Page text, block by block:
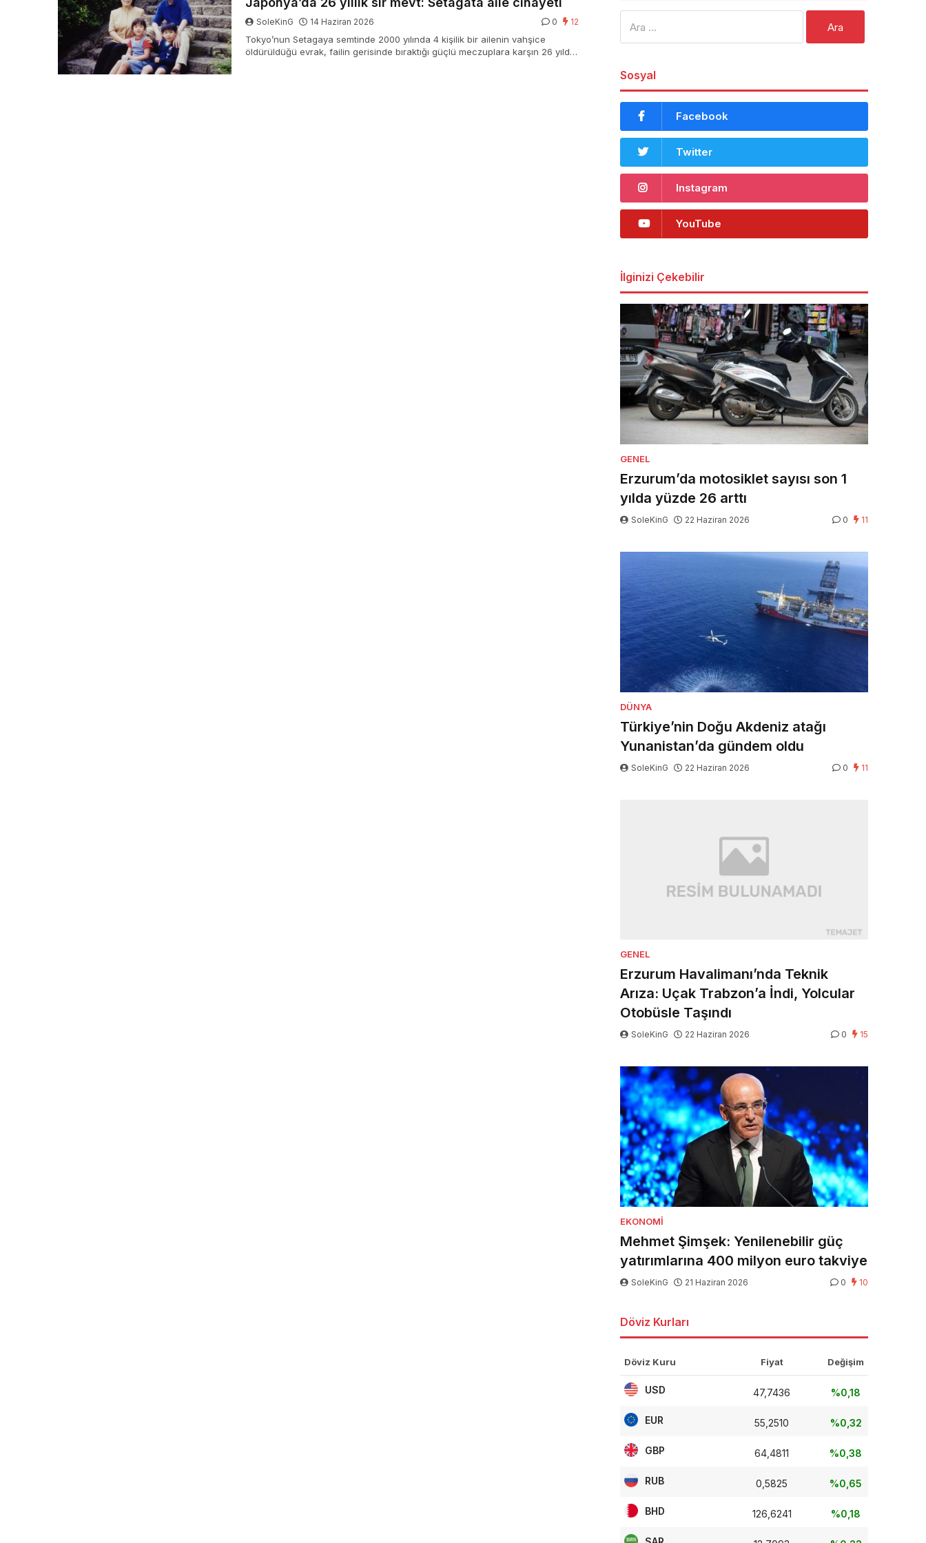
SoleKinG 14 Haziran 2026 0 12
Tokyo’nun Setagaya semtinde 2000 yılında 4 kişilik bir ailenin vahşice
öldürüldüğü evrak, failin gerisinde bıraktığı güçlü meczuplara karşın 26 yıldır
Sosyal
Facebook
Twitter
Instagram
YouTube
İlginizi Çekebilir
GENEL
Erzurum’da motosiklet sayısı son 1
yılda yüzde 26 arttı
SoleKinG 22 Haziran 2026 0 11
DÜNYA
Türkiye’nin Doğu Akdeniz atağı
Yunanistan’da gündem oldu
SoleKinG 22 Haziran 2026 0 11
GENEL
Erzurum Havalimanı’nda Teknik
Arıza: Uçak Trabzon’a İndi, Yolcular
Otobüsle Taşındı
SoleKinG 22 Haziran 2026 0 15
EKONOMI
Mehmet Şimşek: Yenilenebilir güç
yatırımlarına 400 milyon euro takviye
SoleKinG 21 Haziran 2026 0 10
Döviz Kurları
Döviz Kuru Fiyat Değişim
USD 47,7436 %0,18
EUR 55,2510 %0,32
GBP 64,4811 %0,38
RUB 0,5825 %0,65
BHD 126,6241 %0,18